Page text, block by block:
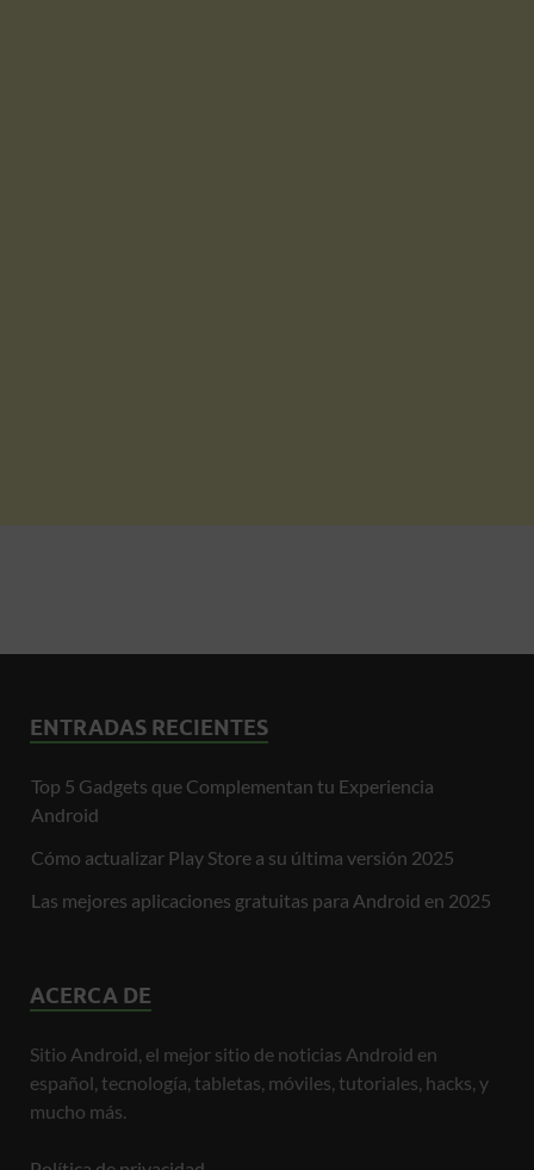
ENTRADAS RECIENTES
Top 5 Gadgets que Complementan tu Experiencia
Android
Cómo actualizar Play Store a su última versión 2025
Las mejores aplicaciones gratuitas para Android en 2025
ACERCA DE
Sitio Android, el mejor sitio de noticias Android en
español, tecnología, tabletas, móviles, tutoriales, hacks, y
mucho más.